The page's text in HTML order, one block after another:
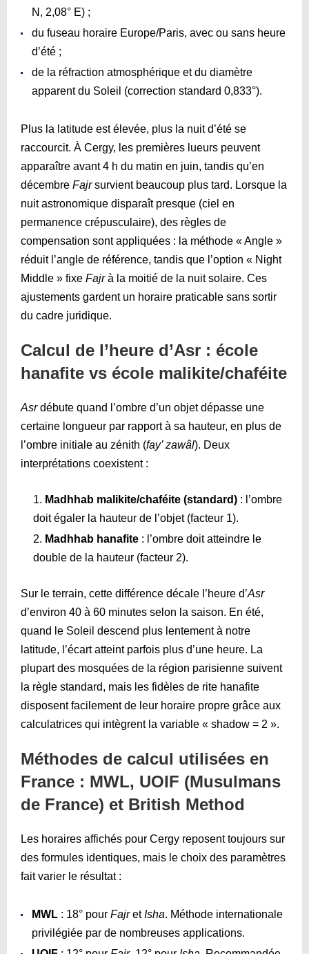
N, 2,08° E) ;
du fuseau horaire Europe/Paris, avec ou sans heure
d’été ;
de la réfraction atmosphérique et du diamètre
apparent du Soleil (correction standard 0,833°).
Plus la latitude est élevée, plus la nuit d’été se
raccourcit. À Cergy, les premières lueurs peuvent
apparaître avant 4 h du matin en juin, tandis qu’en
décembre Fajrsurvient beaucoup plus tard. Lorsque la
nuit astronomique disparaît presque (ciel en
permanence crépusculaire), des règles de
compensation sont appliquées : la méthode « Angle »
réduit l’angle de référence, tandis que l’option « Night
Middle » fixe Fajrà la moitié de la nuit solaire. Ces
ajustements gardent un horaire praticable sans sortir
du cadre juridique.
Calcul de l’heure d’Asr : école
hanafite vs école malikite/chaféite
Asrdébute quand l’ombre d’un objet dépasse une
certaine longueur par rapport à sa hauteur, en plus de
l’ombre initiale au zénith (fay’ zawâl). Deux
interprétations coexistent :
Madhhab malikite/chaféite (standard) : l’ombre
doit égaler la hauteur de l’objet (facteur 1).
Madhhab hanafite : l’ombre doit atteindre le
double de la hauteur (facteur 2).
Sur le terrain, cette différence décale l’heure d’Asr
d’environ 40 à 60 minutes selon la saison. En été,
quand le Soleil descend plus lentement à notre
latitude, l’écart atteint parfois plus d’une heure. La
plupart des mosquées de la région parisienne suivent
la règle standard, mais les fidèles de rite hanafite
disposent facilement de leur horaire propre grâce aux
calculatrices qui intègrent la variable « shadow = 2 ».
Méthodes de calcul utilisées en
France : MWL, UOIF (Musulmans
de France) et British Method
Les horaires affichés pour Cergy reposent toujours sur
des formules identiques, mais le choix des paramètres
fait varier le résultat :
MWL : 18° pour FajretIsha. Méthode internationale
privilégiée par de nombreuses applications.